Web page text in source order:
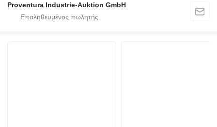
Proventura Industrie-Auktion GmbH